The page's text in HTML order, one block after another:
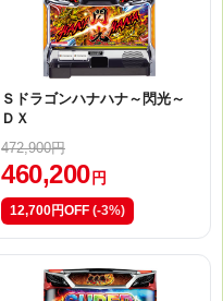
Ｓドラゴンハナハナ～閃光～
ＤＸ
472,900円
460,200 円
12,700円OFF (-3%)